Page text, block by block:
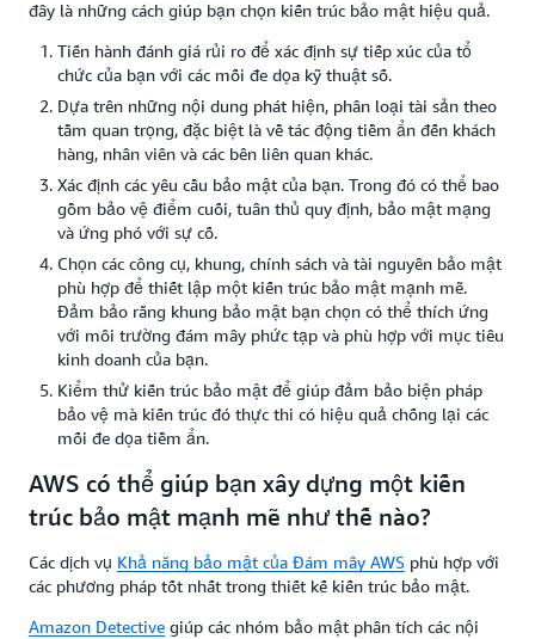
đây là những cách giúp bạn chọn kiến trúc bảo mật hiệu quả.
Tiến hành đánh giá rủi ro để xác định sự tiếp xúc của tổ
chức của bạn với các mối đe dọa kỹ thuật số.
Dựa trên những nội dung phát hiện, phân loại tài sản theo
tầm quan trọng, đặc biệt là về tác động tiềm ẩn đến khách
hàng, nhân viên và các bên liên quan khác.
Xác định các yêu cầu bảo mật của bạn. Trong đó có thể bao
gồm bảo vệ điểm cuối, tuân thủ quy định, bảo mật mạng
và ứng phó với sự cố.
Chọn các công cụ, khung, chính sách và tài nguyên bảo mật
phù hợp để thiết lập một kiến trúc bảo mật mạnh mẽ.
Đảm bảo rằng khung bảo mật bạn chọn có thể thích ứng
với môi trường đám mây phức tạp và phù hợp với mục tiêu
kinh doanh của bạn.
Kiểm thử kiến trúc bảo mật để giúp đảm bảo biện pháp
bảo vệ mà kiến trúc đó thực thi có hiệu quả chống lại các
mối đe dọa tiềm ẩn.
AWS có thể giúp bạn xây dựng một kiến
trúc bảo mật mạnh mẽ như thế nào?
Các dịch vụ Khả năng bảo mật của Đám mây AWS phù hợp với
các phương pháp tốt nhất trong thiết kế kiến trúc bảo mật.
Amazon Detective giúp các nhóm bảo mật phân tích các nội